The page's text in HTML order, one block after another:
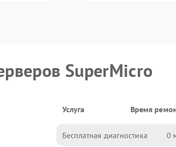
SuperMicro
Услуга Время
Бесплатная диагностика 0